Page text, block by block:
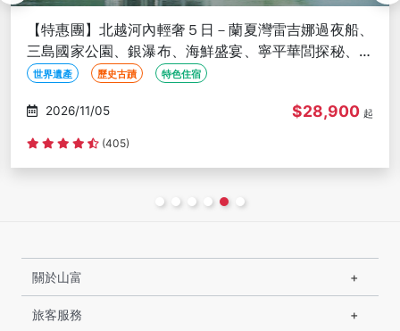
惠團】北越河內輕奢５日－蘭夏灣雷吉娜過夜船、
國家公園、銀瀑布、海鮮盛宴、寧平華閭探秘、２
星＜無購物含簽＞
遺產 歷史古蹟 特色住宿
2026/11/05 $28,900 起
(405)
關於山富
旅客服務